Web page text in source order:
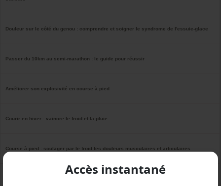
Accès instantané
Douleur sur le côté du genou : comprendre et soigner le syndrome de l'essuie-glace
Passer du 10km au semi-marathon : le guide pour réussir
Améliorer son explosivité en course à pied
Courir en hiver : vaincre le froid et la pluie
Course à pied : soulager par le froid les douleurs musculaires et articulaires